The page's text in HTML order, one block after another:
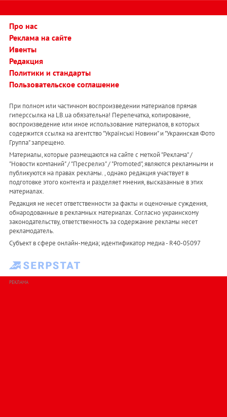
Про нас
Реклама на сайте
Ивенты
Редакция
Политики и стандарты
Пользовательское соглашение
При полном или частичном воспроизведении материалов прямая
гиперссылка на LB.ua обязательна! Перепечатка, копирование,
воспроизведение или иное использование материалов, в которых
содержится ссылка на агентство "Українськi Новини" и "Украинская Фото
Группа" запрещено.
Материалы, которые размещаются на сайте с меткой "Реклама" /
"Новости компаний" / "Пресрелиз" / "Promoted", являются рекламными и
публикуются на правах рекламы. , однако редакция участвует в
подготовке этого контента и разделяет мнения, высказанные в этих
материалах.
Редакция не несет ответственности за факты и оценочные суждения,
обнародованные в рекламных материалах. Согласно украинскому
законодательству, ответственность за содержание рекламы несет
рекламодатель.
Субъект в сфере онлайн-медиа; идентификатор медиа - R40-05097
РЕКЛАМА